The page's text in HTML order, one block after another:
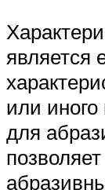
является
или
для